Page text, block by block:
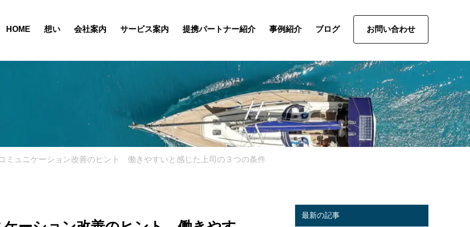
HOME 想い 会社案内 サービス案内 提携パートナー紹介 事例紹介 ブログ お問い合わせ
ミュニケーション改善のヒント 働きやすいと感じた上司の３つの条件
最新の記事